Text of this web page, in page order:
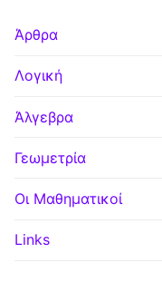
Άρθρα
Λογική
Άλγεβρα
Γεωμετρία
Οι Μαθηματικοί
Links